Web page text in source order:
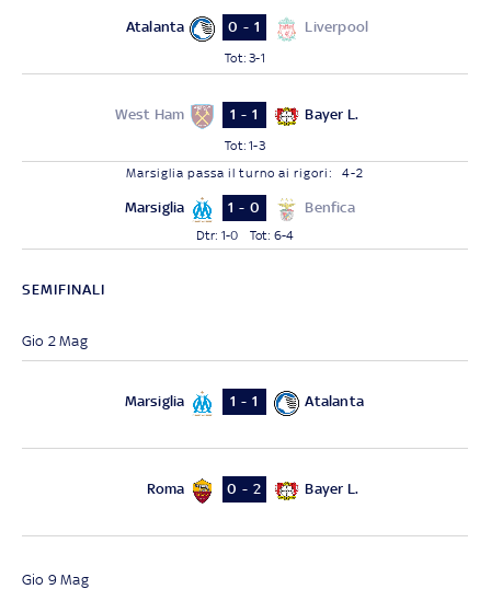
Atalanta 0 - 1 Liverpool
Tot:3-1
West Ham 1 - 1 Bayer L.
Tot:1-3
Marsiglia passa il turno ai rigori: 4-2
Marsiglia 1 - 0 Benfica
Dtr: 1-0 Tot: 6-4
SEMIFINALI
Gio 2 Mag
Marsiglia 1 - 1 Atalanta
Roma 0 - 2 Bayer L.
Gio 9 Mag